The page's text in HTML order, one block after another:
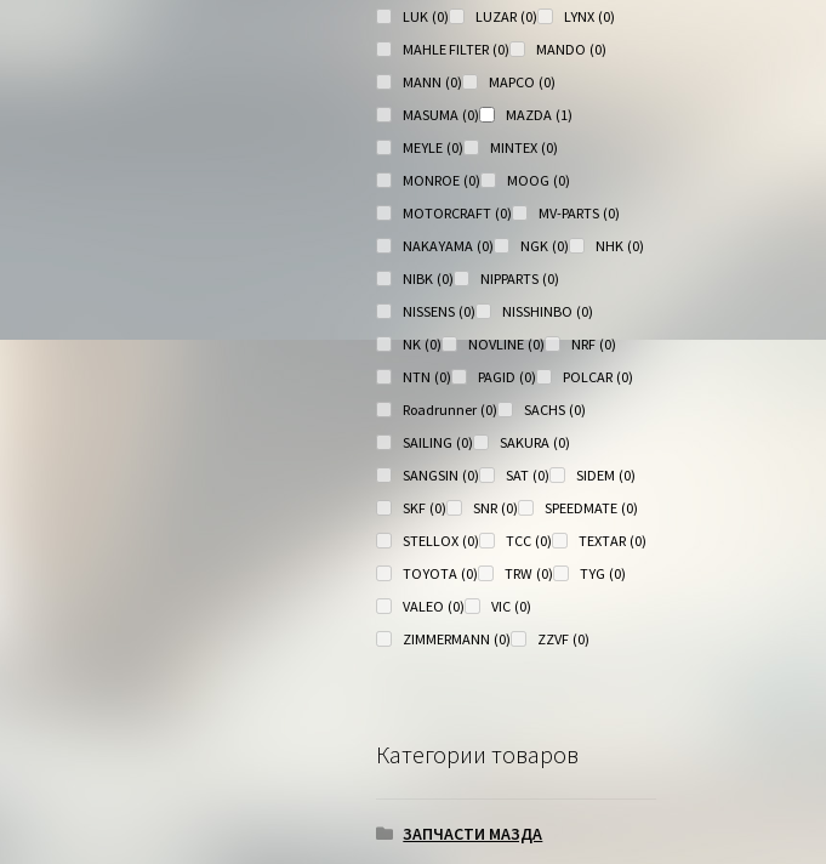
LUK (0) LUZAR (0) LYNX (0)
MAHLE FILTER (0) MANDO (0)
MANN (0) MAPCO (0)
MASUMA (0) MAZDA (1)
MEYLE (0) MINTEX (0)
MONROE (0) MOOG (0)
MOTORCRAFT (0) MV-PARTS (0)
NAKAYAMA (0) NGK (0) NHK (0)
NIBK (0) NIPPARTS (0)
NISSENS (0) NISSHINBO (0)
NK (0) NOVLINE (0) NRF (0)
NTN (0) PAGID (0) POLCAR (0)
Roadrunner (0) SACHS (0)
SAILING (0) SAKURA (0)
SANGSIN (0) SAT (0) SIDEM (0)
SKF (0) SNR (0) SPEEDMATE (0)
STELLOX (0) TCC (0) TEXTAR (0)
TOYOTA (0) TRW (0) TYG (0)
VALEO (0) VIC (0)
ZIMMERMANN (0) ZZVF (0)
Категории товаров
ЗАПЧАСТИ МАЗДА